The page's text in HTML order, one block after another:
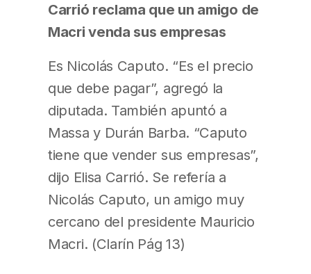
Carrió reclama que un amigo de
Macri venda sus empresas
Es Nicolás Caputo. “Es el precio
que debe pagar”, agregó la
diputada. También apuntó a
Massa y Durán Barba. “Caputo
tiene que vender sus empresas”,
dijo Elisa Carrió. Se refería a
Nicolás Caputo, un amigo muy
cercano del presidente Mauricio
Macri. (Clarín Pág 13)